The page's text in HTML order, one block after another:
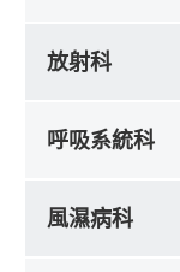
放射科
呼吸系統科
風濕病科